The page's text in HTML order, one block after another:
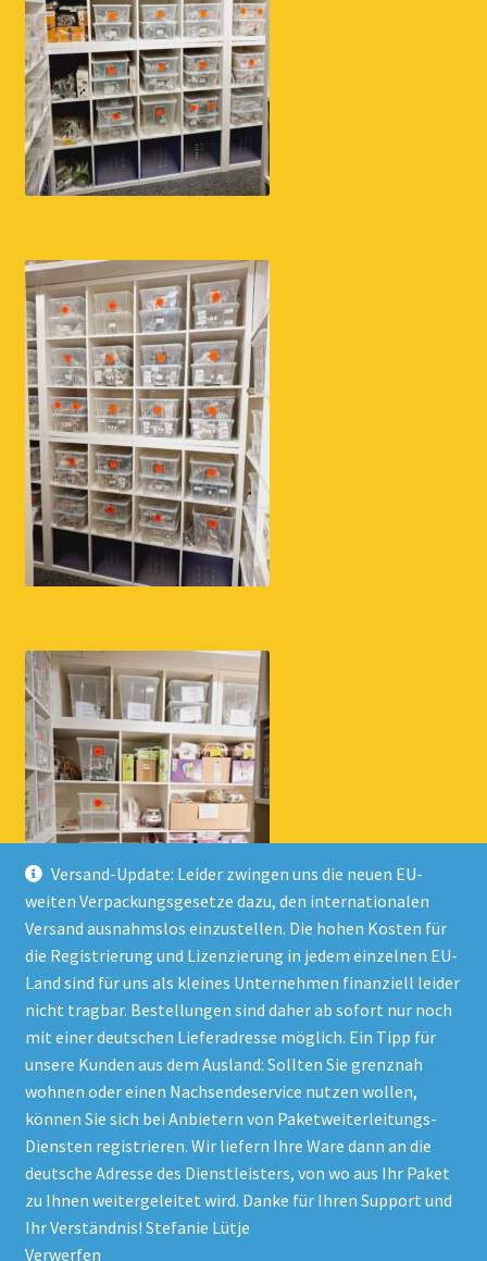
Versand-Update: Leider zwingen uns die neuen EU-
weiten Verpackungsgesetze dazu, den internationalen
Versand ausnahmslos einzustellen. Die hohen Kosten für
die Registrierung und Lizenzierung in jedem einzelnen EU-
Land sind für uns als kleines Unternehmen finanziell leider
nicht tragbar. Bestellungen sind daher ab sofort nur noch
mit einer deutschen Lieferadresse möglich. Ein Tipp für
unsere Kunden aus dem Ausland: Sollten Sie grenznah
wohnen oder einen Nachsendeservice nutzen wollen,
können Sie sich bei Anbietern von Paketweiterleitungs-
Diensten registrieren. Wir liefern Ihre Ware dann an die
deutsche Adresse des Dienstleisters, von wo aus Ihr Paket
zu Ihnen weitergeleitet wird. Danke für Ihren Support und
Ihr Verständnis! Stefanie Lütje
Verwerfen
© Onlineshop Kinderlino 2026
Datenschutzerklärung
Erstellt mit WooCommerce.
Vertrag widerrufen